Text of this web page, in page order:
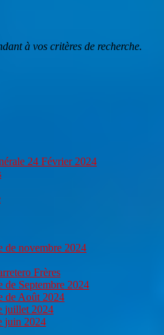
à vos critères de recherche.
24 Février 2024
novembre 2024
Frères
Septembre 2024
de Août 2024
juillet 2024
juin 2024